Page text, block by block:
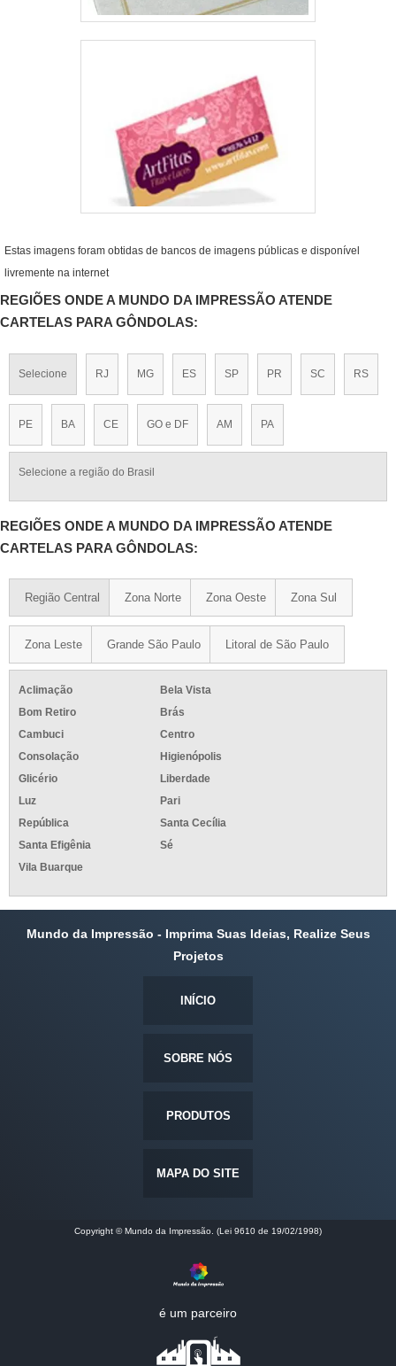
Estas imagens foram obtidas de bancos de imagens públicas e disponível
livremente na internet
REGIÕES ONDE A MUNDO DA IMPRESSÃO ATENDE
CARTELAS PARA GÔNDOLAS:
Selecione RJ MG ES SP PR SC RS
PE BA CE GO e DF AM PA
Selecione a região do Brasil
REGIÕES ONDE A MUNDO DA IMPRESSÃO ATENDE
CARTELAS PARA GÔNDOLAS:
Região Central Zona Norte Zona Oeste Zona Sul
Zona Leste Grande São Paulo Litoral de São Paulo
Aclimação
Bela Vista
Bom Retiro
Brás
Cambuci
Centro
Consolação
Higienópolis
Glicério
Liberdade
Luz
Pari
República
Santa Cecília
Santa Efigênia
Sé
Vila Buarque
Mundo da Impressão - Imprima Suas Ideias, Realize Seus
Projetos
INÍCIO
SOBRE NÓS
PRODUTOS
MAPA DO SITE
Copyright © Mundo da Impressão. (Lei 9610 de 19/02/1998)
é um parceiro